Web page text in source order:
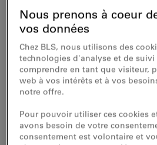
main à la pâte et fabriquez en
fromage Stöcklikäse ou fromage
Voyagez
en train
Rüegsau ou
continuez en
«Affoltern i.E.,
Nous prenons à coeur
vos données
Chez BLS, nous utilisons des
technologies d'analyse et de
comprendre en tant que visiteur,
web à vos intérêts et à vos
notre offre.
Pour pouvoir utiliser ces cookies
avons besoin de votre
consentement est volontaire et